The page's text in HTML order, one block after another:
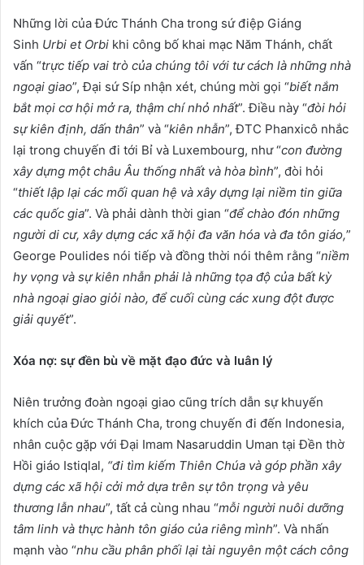
Những lời của Đức Thánh Cha trong sứ điệp Giáng
Sinh Urbi et Orbi khi công bố khai mạc Năm Thánh, chất
vấn “trực tiếp vai trò của chúng tôi với tư cách là những nhà
ngoại giao”, Đại sứ Síp nhận xét, chúng mời gọi “biết nắm
bắt mọi cơ hội mở ra, thậm chí nhỏ nhất”. Điều này “đòi hỏi
sự kiên định, dấn thân” và “kiên nhẫn”, ĐTC Phanxicô nhắc
lại trong chuyến đi tới Bỉ và Luxembourg, như “con đường
xây dựng một châu Âu thống nhất và hòa bình”, đòi hỏi
“thiết lập lại các mối quan hệ và xây dựng lại niềm tin giữa
các quốc gia”. Và phải dành thời gian “để chào đón những
người di cư, xây dựng các xã hội đa văn hóa và đa tôn giáo,”
George Poulides nói tiếp và đồng thời nói thêm rằng “niềm
hy vọng và sự kiên nhẫn phải là những tọa độ của bất kỳ
nhà ngoại giao giỏi nào, để cuối cùng các xung đột được
giải quyết”.
Xóa nợ: sự đền bù về mặt đạo đức và luân lý
Niên trưởng đoàn ngoại giao cũng trích dẫn sự khuyến
khích của Đức Thánh Cha, trong chuyến đi đến Indonesia,
nhân cuộc gặp với Đại Imam Nasaruddin Uman tại Đền thờ
Hồi giáo Istiqlal, “đi tìm kiếm Thiên Chúa và góp phần xây
dựng các xã hội cởi mở dựa trên sự tôn trọng và yêu
thương lẫn nhau”, tất cả cùng nhau “mỗi người nuôi dưỡng
tâm linh và thực hành tôn giáo của riêng mình”. Và nhấn
mạnh vào “nhu cầu phân phối lại tài nguyên một cách công